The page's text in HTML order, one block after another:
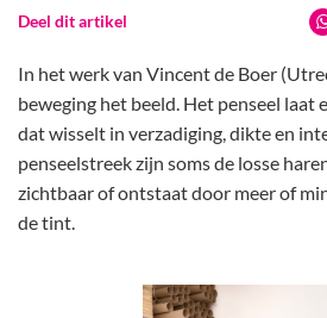
Deel dit artikel
In het werk van Vincent de Boer
beweging het beeld. Het penseel laat
dat wisselt in verzadiging, dikte en
penseelstreek zijn soms de losse
zichtbaar of ontstaat door meer of
de tint.